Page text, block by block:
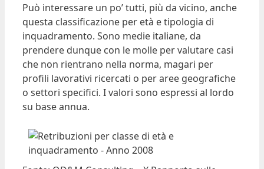
Può interessare un po’ tutti, più da vicino, anche
questa classificazione per età e tipologia di
inquadramento. Sono medie italiane, da
prendere dunque con le molle per valutare casi
che non rientrano nella norma, magari per
profili lavorativi ricercati o per aree geografiche
o settori specifici. I valori sono espressi al lordo
su base annua.